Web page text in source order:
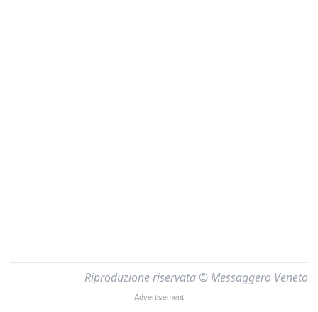
Riproduzione riservata © Messaggero Veneto